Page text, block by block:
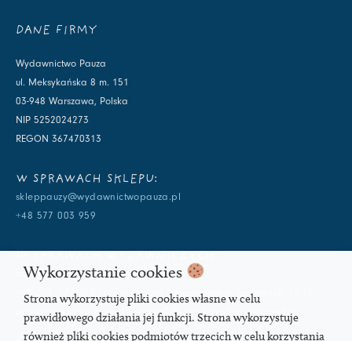
DANE FIRMY
Wydawnictwo Pauza
ul. Meksykańska 8 m. 151
03-948 Warszawa, Polska
NIP 5252024273
REGON 367470313
W SPRAWACH SKLEPU:
skleppauzy@wydawnictwopauza.pl
+48 577 003 959
info@wydawnictwopauza.pl
+48 501 177 119 (czynny w dni powszednie w godzinach 11-15,
proszę o wysłanie wiadomości SMS, gdybym nie odbierała)
Wykorzystanie cookies
Strona wykorzystuje pliki cookies własne w celu
prawidłowego działania jej funkcji. Strona wykorzystuje
również pliki cookies podmiotów trzecich w celu korzystania